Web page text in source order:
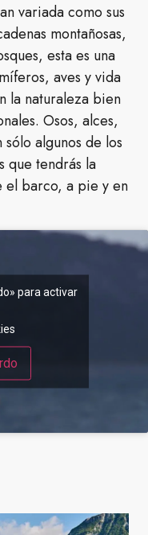
variada como sus
montañosas,
esta es una
aves y vida
la naturaleza bien
Osos, alces,
algunos de los
que tendrás la
el barco, a pie y en
para activar